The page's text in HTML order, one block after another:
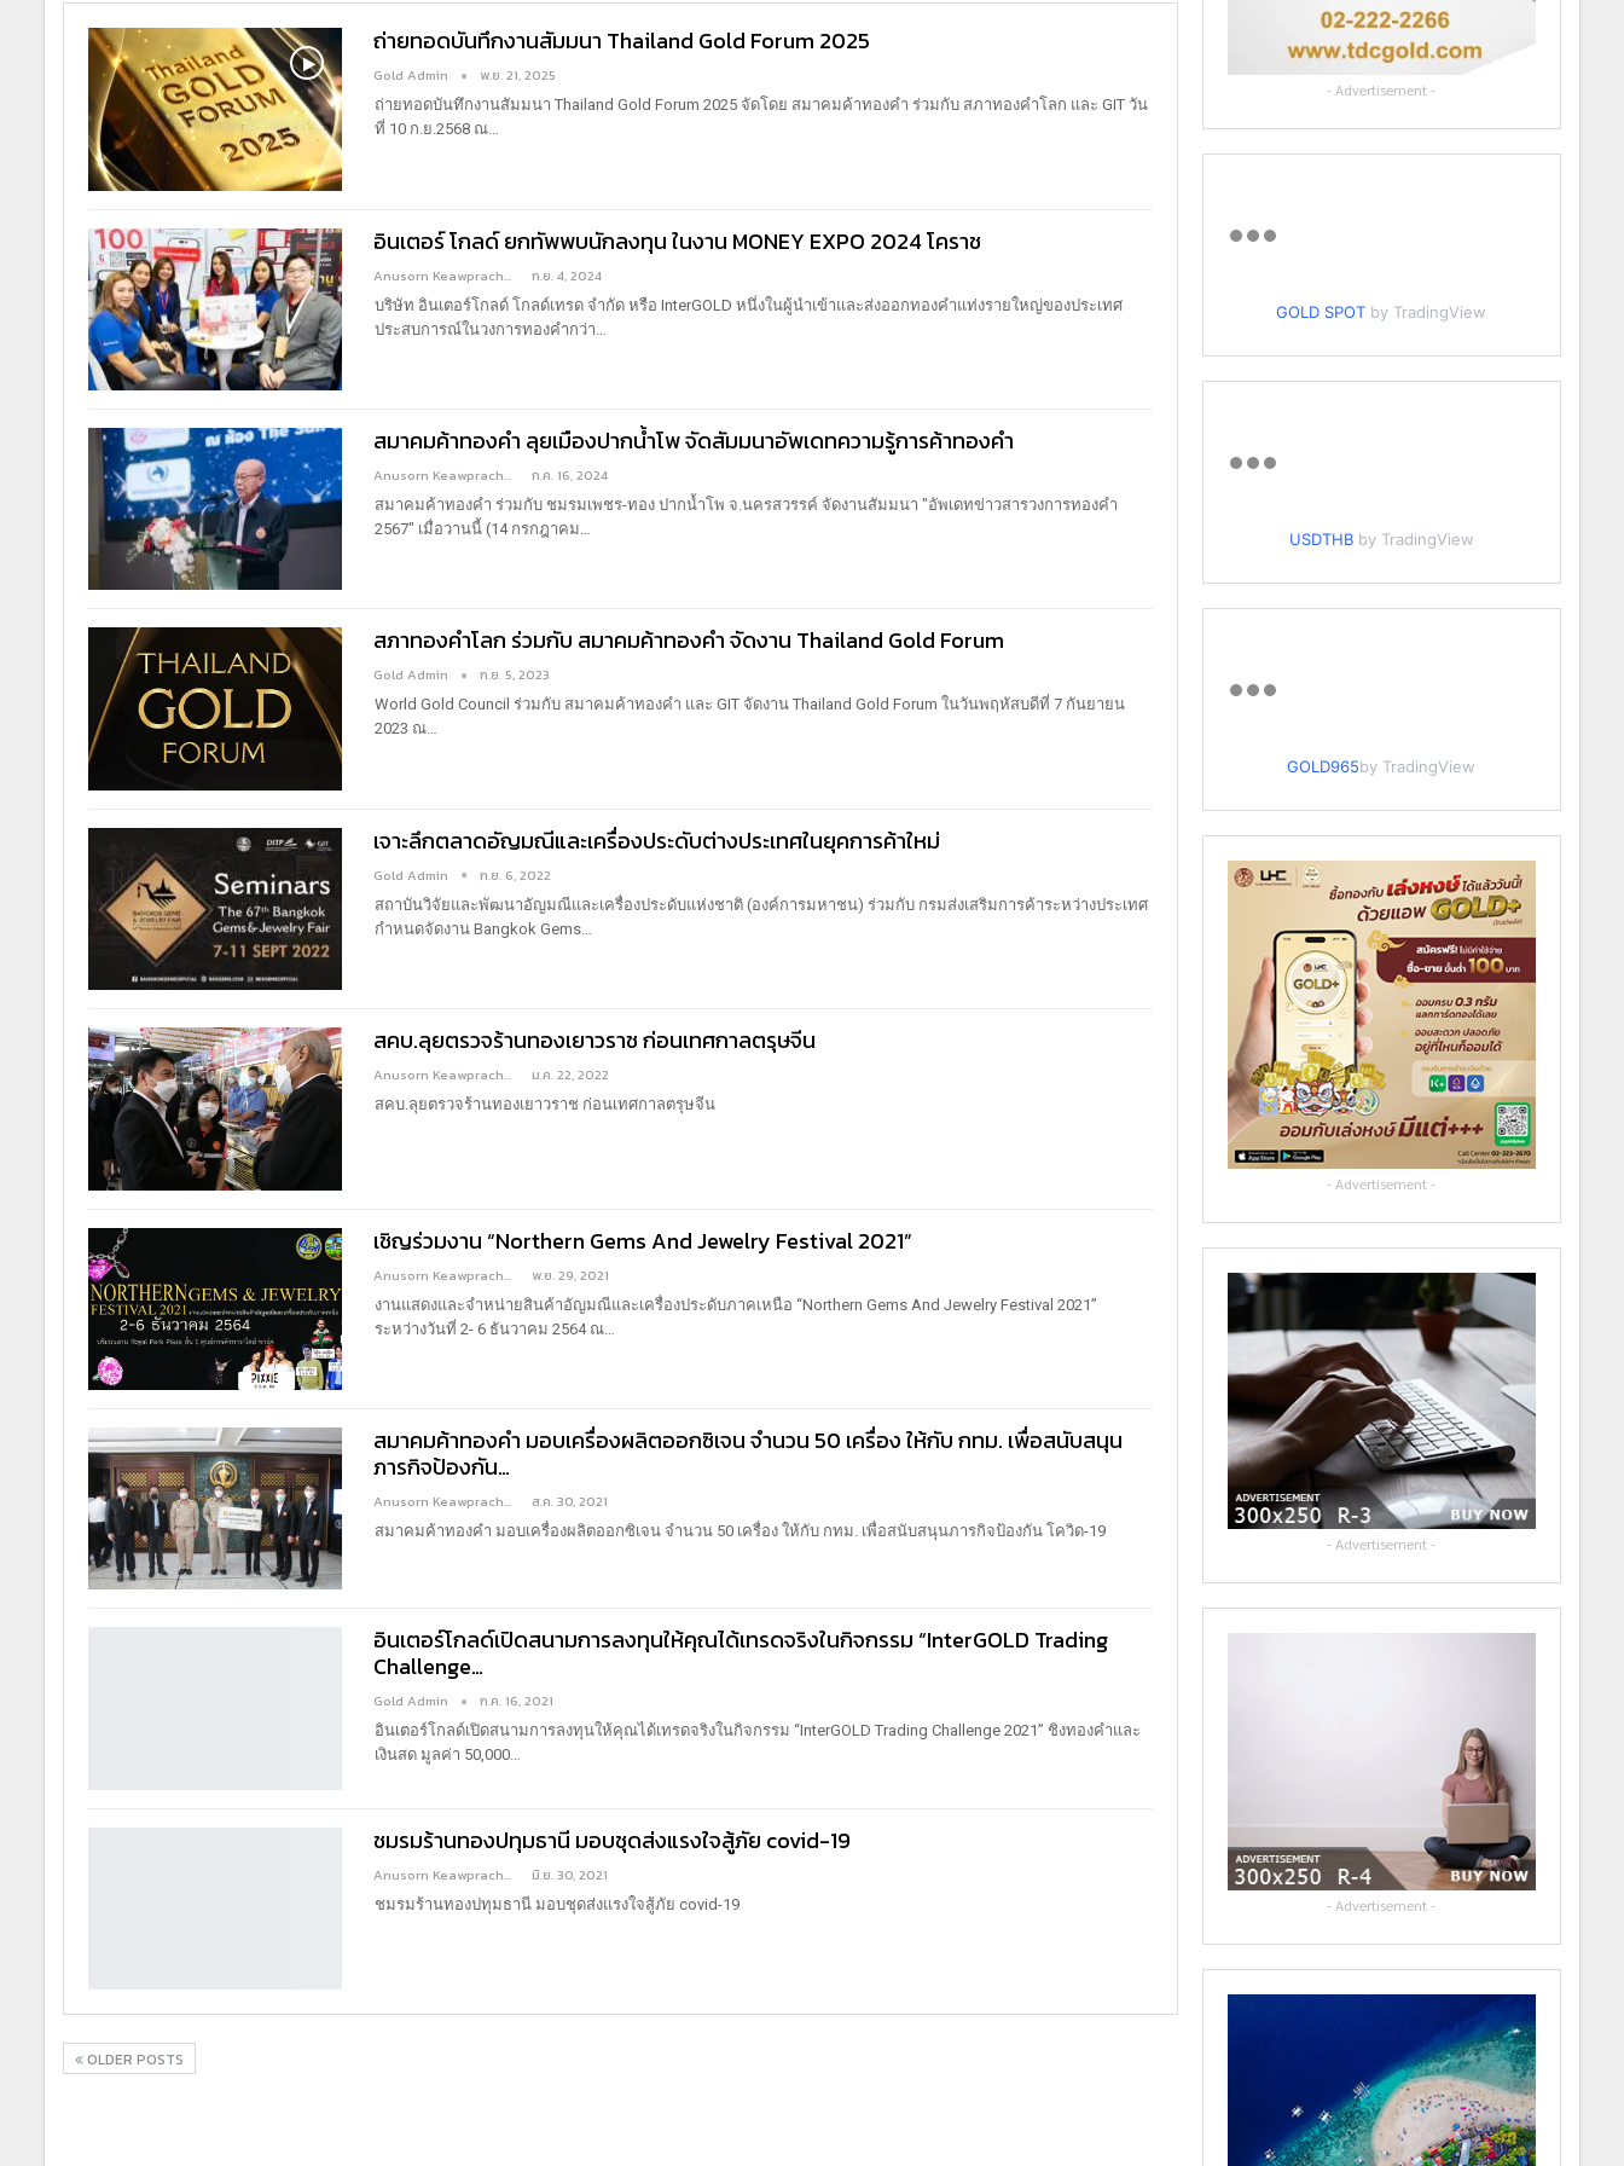
ถ่ายทอดบันทึกงานสัมมนา Thailand Gold Forum 2025
Gold Admin พ.ย. 21, 2025
ถ่ายทอดบันทึกงานสัมมนา Thailand Gold Forum 2025 จัดโดย สมาคมค้าทองคำ ร่วมกับ สภาทองคำโลก และ GIT วัน
ที่ 10 ก.ย.2568 ณ…
อินเตอร์ โกลด์ ยกทัพพบนักลงทุน ในงาน MONEY EXPO 2024 โคราช
Anusorn Keawprachant ก.ย. 4, 2024
บริษัท อินเตอร์โกลด์ โกลด์เทรด จำกัด หรือ InterGOLD หนึ่งในผู้นำเข้าและส่งออกทองคำแท่งรายใหญ่ของประเทศ
ประสบการณ์ในวงการทองคำกว่า
สมาคมค้าทองคำ ลุยเมืองปากน้ำโพ จัดสัมมนาอัพเดทความรู้การค้าทองคำ
Anusorn Keawprachant ก.ค. 16, 2024
สมาคมค้าทองคำ ร่วมกับ ชมรมเพชร-ทอง ปากน้ำโพ จ.นครสวรรค์ จัดงานสัมมนา "อัพเดทข่าวสารวงการทองคำ
2567" เมื่อวานนี้ (14 กรกฎาคม
สภาทองคำโลก ร่วมกับ สมาคมค้าทองคำ จัดงาน Thailand Gold Forum
Gold Admin ก.ย. 5, 2023
World Gold Council ร่วมกับ สมาคมค้าทองคำ และ GIT จัดงาน Thailand Gold Forum ในวันพฤหัสบดีที่ 7 กันยายน
2023 ณ…
เจาะลึกตลาดอัญมณีและเครื่องประดับต่างประเทศในยุคการค้าใหม่
Gold Admin ก.ย. 6, 2022
สถาบันวิจัยและพัฒนาอัญมณีและเครื่องประดับแห่งชาติ (องค์การมหาชน) ร่วมกับ กรมส่งเสริมการค้าระหว่างประเทศ
กำหนดจัดงาน Bangkok Gems…
สคบ.ลุยตรวจร้านทองเยาวราช ก่อนเทศกาลตรุษจีน
Anusorn Keawprachant ม.ค. 22, 2022
สคบ.ลุยตรวจร้านทองเยาวราช ก่อนเทศกาลตรุษจีน
เชิญร่วมงาน “Northern Gems And Jewelry Festival 2021”
Anusorn Keawprachant พ.ย. 29, 2021
งานแสดงและจำหน่ายสินค้าอัญมณีและเครื่องประดับภาคเหนือ “Northern Gems And Jewelry Festival 2021”
ระหว่างวันที่ 2- 6 ธันวาคม 2564 ณ…
สมาคมค้าทองคำ มอบเครื่องผลิตออกซิเจน จำนวน 50 เครื่อง ให้กับ กทม. เพื่อสนับสนุน
ภารกิจป้องกัน…
Anusorn Keawprachant ส.ค. 30, 2021
สมาคมค้าทองคำ มอบเครื่องผลิตออกซิเจน จำนวน 50 เครื่อง ให้กับ กทม. เพื่อสนับสนุนภารกิจป้องกัน โควิด-19
อินเตอร์โกลด์เปิดสนามการลงทุนให้คุณได้เทรดจริงในกิจกรรม “InterGOLD Trading
Challenge…
Gold Admin ก.ค. 16, 2021
อินเตอร์โกลด์เปิดสนามการลงทุนให้คุณได้เทรดจริงในกิจกรรม “InterGOLD Trading Challenge 2021” ชิงทองคำและ
เงินสด มูลค่า 50,000…
ชมรมร้านทองปทุมธานี มอบชุดส่งแรงใจสู้ภัย covid-19
Anusorn Keawprachant มิ.ย. 30, 2021
ชมรมร้านทองปทุมธานี มอบชุดส่งแรงใจสู้ภัย covid-19
OLDER POSTS
- Advertisement -
GOLD SPOT by TradingView
USDTHB by TradingView
GOLD965by TradingView
- Advertisement -
- Advertisement -
- Advertisement -